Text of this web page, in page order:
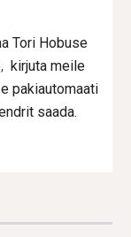
Tori Hobuse
, kirjuta meile
pakiautomaati
saada.